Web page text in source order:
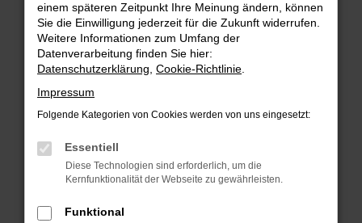
Hier sind ein paar Tipps, die dir helfen können:
Überprüfe deine Firewall und deine
Internetverbindung.
Suchmaschine?
Manche Erweiterungen, wie Werbeblocker,
können das Laden bestimmter Seiten
verhindern. Funktioniert die Seite in einem
Fenster?
einem späteren Zeitpunkt Ihre Meinung ändern, können
Sie die Einwilligung jederzeit für die Zukunft widerrufen.
Weitere Informationen zum Umfang der
Datenverarbeitung finden Sie hier:
Datenschutzerklärung Cookie-Richtlinie
Impressum
Folgende Kategorien von Cookies werden von uns eingesetzt:
Essentiell
Diese Technologien sind erforderlich, um die
Kernfunktionalität der Webseite zu gewährleisten.
Funktional